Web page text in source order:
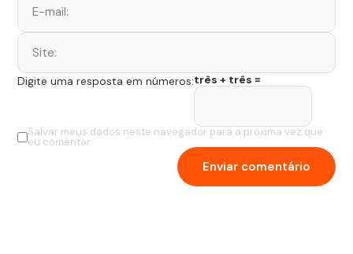
Salvar meus dados neste navegador para a próxima vez que
eu comentar.
Digite uma resposta em números:três + três =